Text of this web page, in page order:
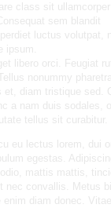
class sit ullamcorper
sem blandit
luctus volutpat,
ipsum.
libero orci. Feugiat
nonummy
et, diam tristique sed.
a nam duis sodales,
tellus sit curabitur.
eu lectus lorem, dui
egestas.
mattis mattis,
nec convallis. Metus
enim diam donec.